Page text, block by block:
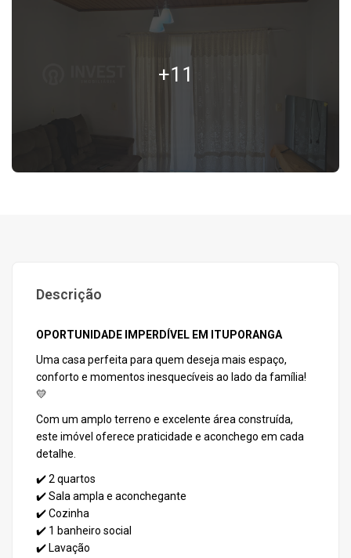
+11
Descrição
OPORTUNIDADE IMPERDÍVEL EM ITUPORANGA
Uma casa perfeita para quem deseja mais espaço,
conforto e momentos inesquecíveis ao lado da família!
💛
Com um amplo terreno e excelente área construída,
este imóvel oferece praticidade e aconchego em cada
detalhe.
✔️ 2 quartos
✔️ Sala ampla e aconchegante
✔️ Cozinha
✔️ 1 banheiro social
✔️ Lavação